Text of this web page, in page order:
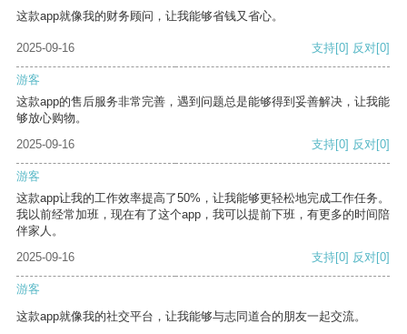
这款app就像我的财务顾问，让我能够省钱又省心。
2025-09-16 支持[0] 反对[0]
游客
这款app的售后服务非常完善，遇到问题总是能够得到妥善解决，让我能
够放心购物。
2025-09-16
支持[0] 反对[0]
游客
这款app让我的工作效率提高了50%，让我能够更轻松地完成工作任务。
我以前经常加班，现在有了这个app，我可以提前下班，有更多的时间陪
伴家人。
2025-09-16
支持[0] 反对[0]
游客
这款app就像我的社交平台，让我能够与志同道合的朋友一起交流。